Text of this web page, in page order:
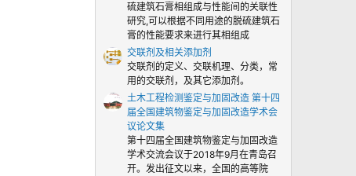
硫建筑石膏相组成与性能间的关联性
研究,可以根据不同用途的脱硫建筑石
膏的性能要求来进行其相组成
交联剂及相关添加剂
交联剂的定义、交联机理、分类，常
用的交联剂，及其它添加剂。
土木工程检测鉴定与加固改造 第十四
届全国建筑物鉴定与加固改造学术会
议论文集
第十四届全国建筑物鉴定与加固改造
学术交流会议于2018年9月在青岛召
开。发出征文以来，全国的高等院